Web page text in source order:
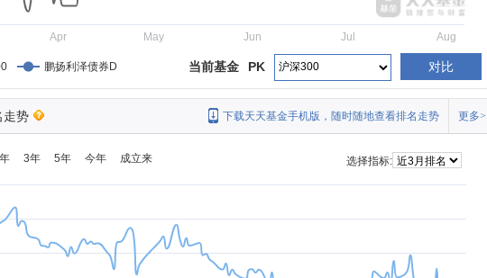
Apr May Jun Jul Aug
鹏扬利泽债券D 对比
PK
当前基金
走势 更多>
下载天天基金手机版，随时随地查看排名走势
3年 5年 今年 成立来
选择指标: